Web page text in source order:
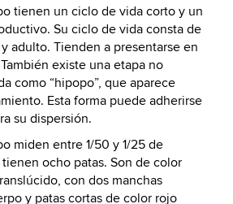
tienen un ciclo de vida corto y un
Su ciclo de vida consta de
adulto. Tienden a presentarse en
existe una etapa no
como “hipopo”, que aparece
Esta forma puede adherirse
su dispersión.
miden entre 1/50 y 1/25 de
ocho patas. Son de color
con dos manchas
y patas cortas de color rojo